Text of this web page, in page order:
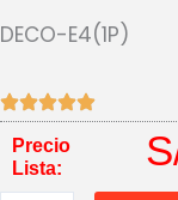
DECO-E4(1P)
Precio
Lista: